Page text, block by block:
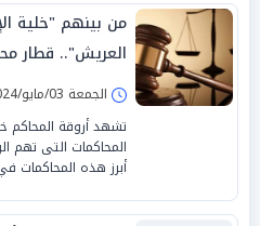
من بينهم "خلية
العريش".. قطار
الجمعة 03/مايو/2024 - 06:15 م
تشهد أروقة المحاكم
المحاكمات التى تهم
أبرز هذه المحاكمات في